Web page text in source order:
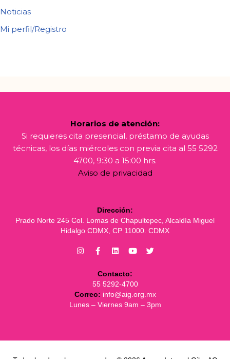
Noticias
Mi perfil/Registro
Horarios de atención:
Si requieres cita presencial, préstamo de ayudas
técnicas, los días miércoles con previa cita al 55 5292
4700, 9:30 a 15:00 hrs.
Aviso de privacidad
Dirección:
Prado Norte 245 Col. Lomas de Chapultepec, Alcaldía Miguel
Hidalgo CDMX, CP 11000. CDMX
Contacto:
55 5292-4700
Correo: info@aig.org.mx
Lunes – Viernes 9am – 3pm